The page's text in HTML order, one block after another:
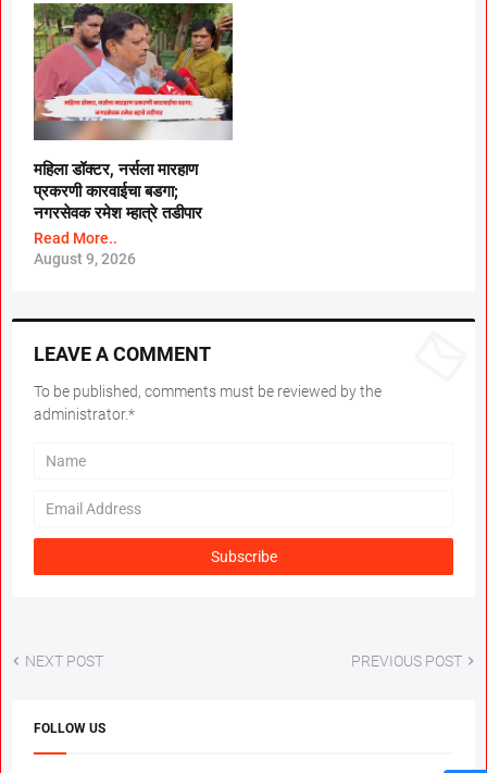
महिला डॉक्टर, नर्सला मारहाण
प्रकरणी कारवाईचा बडगा;
नगरसेवक रमेश म्हात्रे तडीपार
Read More..
August 9, 2026
LEAVE A COMMENT
To be published, comments must be reviewed by the
administrator.*
NEXT POST PREVIOUS POST
FOLLOW US